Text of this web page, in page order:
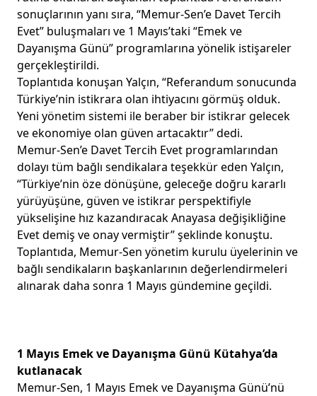
sonuçlarının yanı sıra, “Memur-Sen’e Davet Tercih
Evet” buluşmaları ve 1 Mayıs’taki “Emek ve
Dayanışma Günü” programlarına yönelik istişareler
gerçekleştirildi.
Toplantıda konuşan Yalçın, “Referandum sonucunda
Türkiye’nin istikrara olan ihtiyacını görmüş olduk.
Yeni yönetim sistemi ile beraber bir istikrar gelecek
ve ekonomiye olan güven artacaktır” dedi.
Memur-Sen’e Davet Tercih Evet programlarından
dolayı tüm bağlı sendikalara teşekkür eden Yalçın,
“Türkiye’nin öze dönüşüne, geleceğe doğru kararlı
yürüyüşüne, güven ve istikrar perspektifiyle
yükselişine hız kazandıracak Anayasa değişikliğine
Evet demiş ve onay vermiştir” şeklinde konuştu.
Toplantıda, Memur-Sen yönetim kurulu üyelerinin ve
bağlı sendikaların başkanlarının değerlendirmeleri
alınarak daha sonra 1 Mayıs gündemine geçildi.
1 Mayıs Emek ve Dayanışma Günü Kütahya’da
kutlanacak
Memur-Sen, 1 Mayıs Emek ve Dayanışma Günü’nü